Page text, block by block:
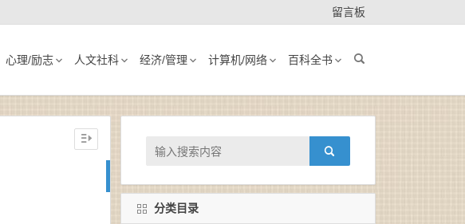
留言板
心理/励志 人文社科 经济/管理 计算机/网络 百科全书
分类目录